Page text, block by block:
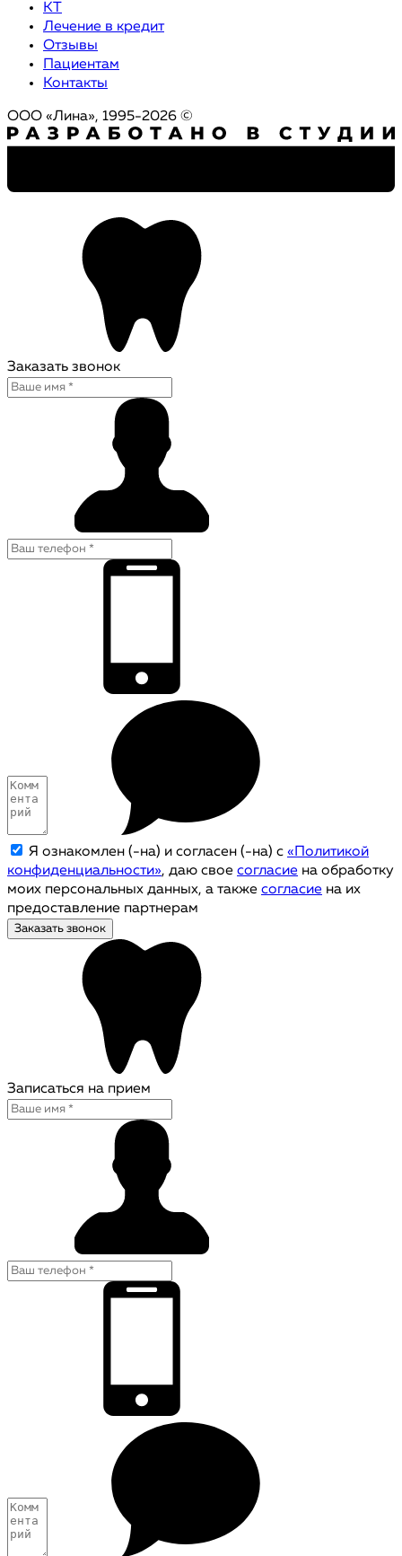
КТ
Лечение в кредит
Отзывы
Пациентам
Контакты
ООО «Лина», 1995-2026 ©
Заказать звонок
Я ознакомлен (-на) и согласен (-на) с «Политикой
конфиденциальности», даю свое согласие на обработку
моих персональных данных, а также согласие на их
предоставление партнерам
Заказать звонок
Записаться на прием